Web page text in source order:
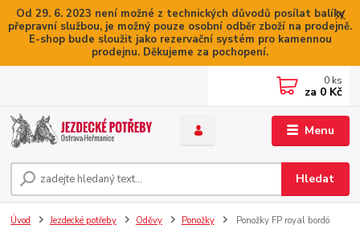
Od 29. 6. 2023 není možné z technických důvodů posílat balíky
přepravní službou, je možný pouze osobní odběr zboží na prodejně.
E-shop bude sloužit jako rezervační systém pro kamennou
prodejnu. Děkujeme za pochopení.
Menu
Hledat
0 ks
za 0 Kč
Úvod Jezdecké potřeby Oděvy Ponožky Ponožky FP royal bordó